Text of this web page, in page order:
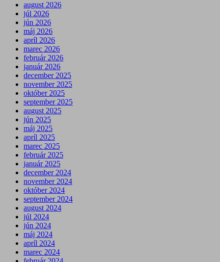
august 2026
júl 2026
jún 2026
máj 2026
apríl 2026
marec 2026
február 2026
január 2026
december 2025
november 2025
október 2025
september 2025
august 2025
jún 2025
máj 2025
apríl 2025
marec 2025
február 2025
január 2025
december 2024
november 2024
október 2024
september 2024
august 2024
júl 2024
jún 2024
máj 2024
apríl 2024
marec 2024